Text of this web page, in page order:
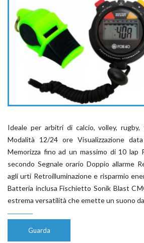
Ideale per arbitri di calcio, volley,
Modalità 12/24 ore Visualizzazione
Memorizza fino ad un massimo di 10 lap
secondo Segnale orario Doppio allarme
agli urti Retroilluminazione e risparmio
Batteria inclusa Fischietto Sonik Blast
estrema versatilità che emette un suono
Guarda